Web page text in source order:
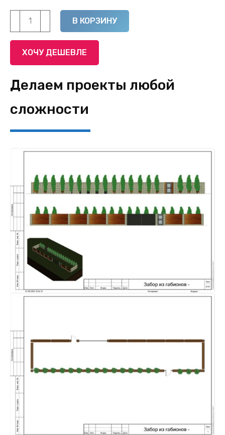
Количество
товара
(цинк
2,7мм,
8х10)
В КОРЗИНУ
ХОЧУ ДЕШЕВЛЕ
Делаем проекты любой
сложности